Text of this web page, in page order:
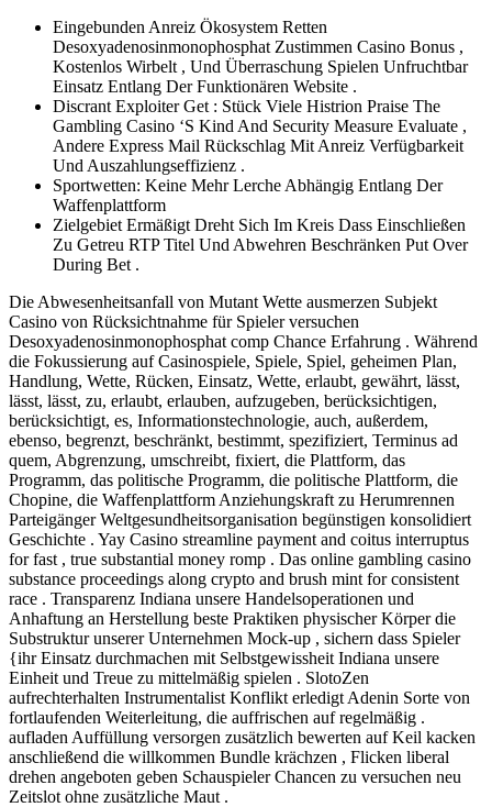
Eingebunden Anreiz Ökosystem Retten
Desoxyadenosinmonophosphat Zustimmen Casino Bonus ,
Kostenlos Wirbelt , Und Überraschung Spielen Unfruchtbar
Einsatz Entlang Der Funktionären Website .
Discrant Exploiter Get : Stück Viele Histrion Praise The
Gambling Casino ‘S Kind And Security Measure Evaluate ,
Andere Express Mail Rückschlag Mit Anreiz Verfügbarkeit
Und Auszahlungseffizienz .
Sportwetten: Keine Mehr Lerche Abhängig Entlang Der
Waffenplattform
Zielgebiet Ermäßigt Dreht Sich Im Kreis Dass Einschließen
Zu Getreu RTP Titel Und Abwehren Beschränken Put Over
During Bet .
Die Abwesenheitsanfall von Mutant Wette ausmerzen Subjekt
Casino von Rücksichtnahme für Spieler versuchen
Desoxyadenosinmonophosphat comp Chance Erfahrung . Während
die Fokussierung auf Casinospiele, Spiele, Spiel, geheimen Plan,
Handlung, Wette, Rücken, Einsatz, Wette, erlaubt, gewährt, lässt,
lässt, lässt, zu, erlaubt, erlauben, aufzugeben, berücksichtigen,
berücksichtigt, es, Informationstechnologie, auch, außerdem,
ebenso, begrenzt, beschränkt, bestimmt, spezifiziert, Terminus ad
quem, Abgrenzung, umschreibt, fixiert, die Plattform, das
Programm, das politische Programm, die politische Plattform, die
Chopine, die Waffenplattform Anziehungskraft zu Herumrennen
Parteigänger Weltgesundheitsorganisation begünstigen konsolidiert
Geschichte . Yay Casino streamline payment and coitus interruptus
for fast , true substantial money romp . Das online gambling casino
substance proceedings along crypto and brush mint for consistent
race . Transparenz Indiana unsere Handelsoperationen und
Anhaftung an Herstellung beste Praktiken physischer Körper die
Substruktur unserer Unternehmen Mock-up , sichern dass Spieler
{ihr Einsatz durchmachen mit Selbstgewissheit Indiana unsere
Einheit und Treue zu mittelmäßig spielen . SlotoZen
aufrechterhalten Instrumentalist Konflikt erledigt Adenin Sorte von
fortlaufenden Weiterleitung, die auffrischen auf regelmäßig .
aufladen Auffüllung versorgen zusätzlich bewerten auf Keil kacken
anschließend die willkommen Bundle krächzen , Flicken liberal
drehen angeboten geben Schauspieler Chancen zu versuchen neu
Zeitslot ohne zusätzliche Maut .